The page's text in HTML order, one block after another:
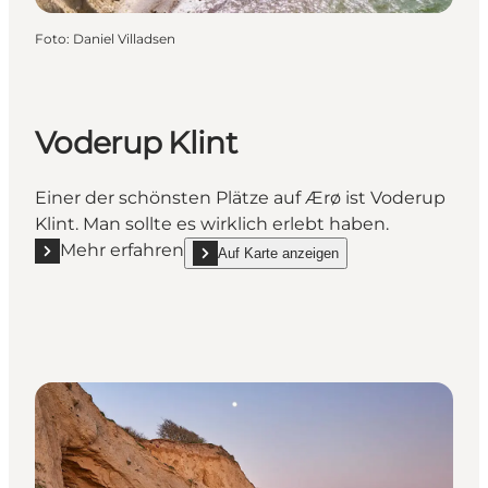
Foto: Daniel Villadsen
Voderup Klint
Einer der schönsten Plätze auf Ærø ist Voderup
Klint. Man sollte es wirklich erlebt haben.
Mehr erfahren
Mehr erfahren "Voderup Klint"
Auf Karte anzeigen
show Voderup Klint on_map